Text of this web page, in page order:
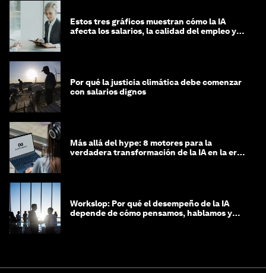
Estos tres gráficos muestran cómo la IA
afecta los salarios, la calidad del empleo y
Por qué la justicia climática debe comenzar
con salarios dignos
Más allá del hype: 8 motores para la
verdadera transformación de la IA en la era
Workslop: Por qué el desempeño de la IA
depende de cómo pensamos, hablamos y